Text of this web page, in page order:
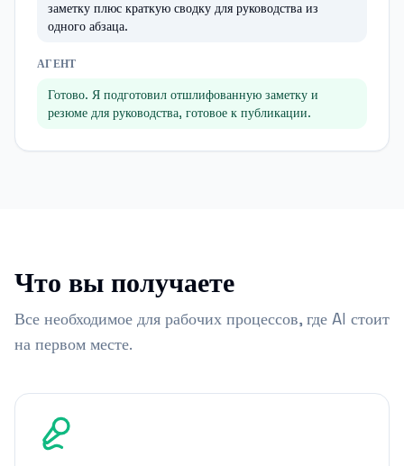
заметку плюс краткую сводку для руководства из
одного абзаца.
АГЕНТ
Готово. Я подготовил отшлифованную заметку и
резюме для руководства, готовое к публикации.
Что вы получаете
Все необходимое для рабочих процессов, где AI стоит
на первом месте.